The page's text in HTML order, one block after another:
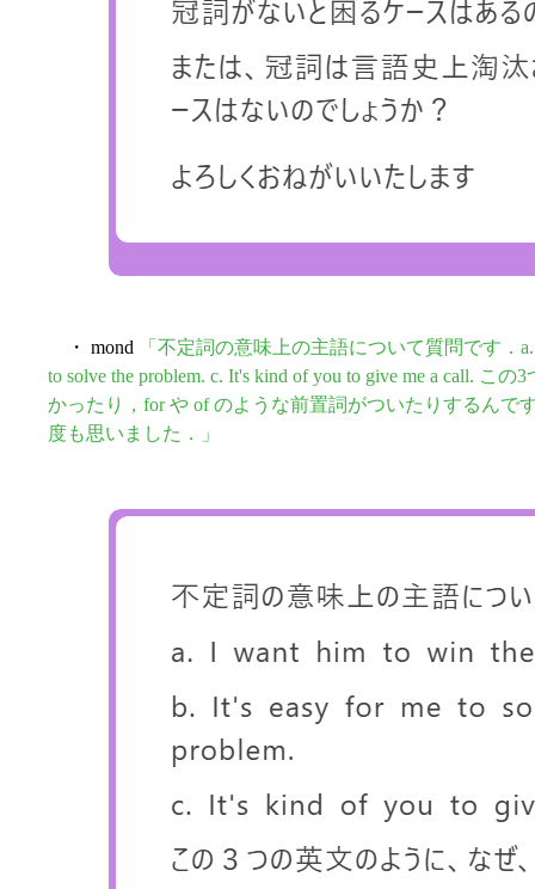
・ mond
「不定詞の意味上の主語について質問です．a.
to solve the problem. c. It's kind of you to give me a call. こ
かったり，for や of のような前置詞がついたりするん
度も思いました．」